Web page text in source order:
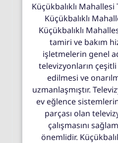
Küçükbalıklı
Küçükbalıklı
Küçükbalıklı
tamiri ve bakım
işletmelerin genel
televizyonların çeşitli
edilmesi ve
uzmanlaşmıştır.
ev eğlence
parçası olan
çalışmasını
önemlidir.